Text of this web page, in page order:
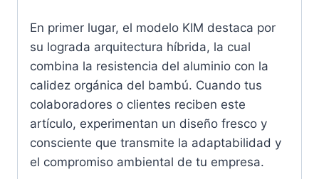
En primer lugar, el modelo KIM destaca por
su lograda arquitectura híbrida, la cual
combina la resistencia del aluminio con la
calidez orgánica del bambú. Cuando tus
colaboradores o clientes reciben este
artículo, experimentan un diseño fresco y
consciente que transmite la adaptabilidad y
el compromiso ambiental de tu empresa.